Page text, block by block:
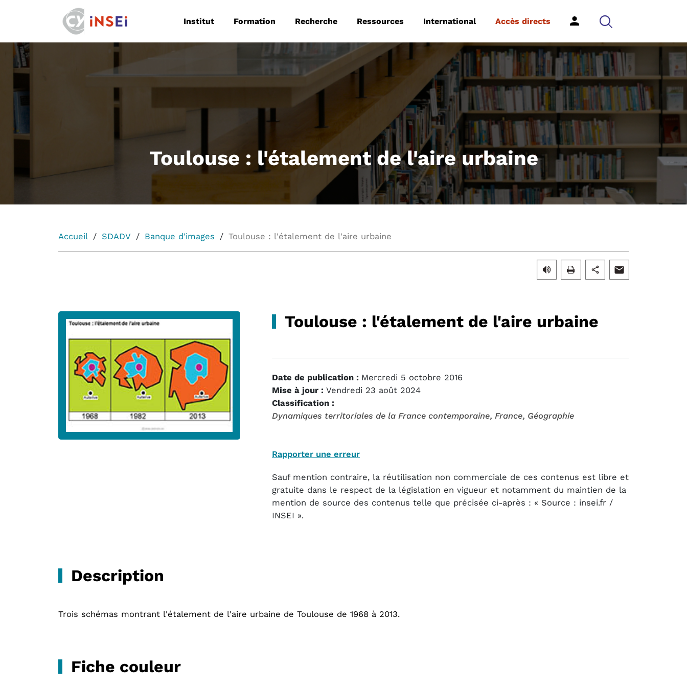
Institut Formation Recherche Ressources International Accès directs
Toulouse : l'étalement de l'aire urbaine
Accueil SDADV Banque d'images Toulouse : l'étalement de l'aire urbaine
Toulouse : l'étalement de l'aire urbaine
Date de publication : Mercredi 5 octobre 2016
Mise à jour : Vendredi 23 août 2024
Classification :
Dynamiques territoriales de la France contemporaine, France, Géographie
Rapporter une erreur
Sauf mention contraire, la réutilisation non commerciale de ces contenus est libre et
gratuite dans le respect de la législation en vigueur et notamment du maintien de la
mention de source des contenus telle que précisée ci-après : « Source : insei.fr /
INSEI ».
Description
Trois schémas montrant l'étalement de l'aire urbaine de Toulouse de 1968 à 2013.
Fiche couleur